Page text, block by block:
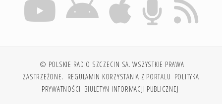
© POLSKIE RADIO SZCZECIN SA. WSZYSTKIE PRAWA
ZASTRZEŻONE. REGULAMIN KORZYSTANIA Z PORTALU POLITYKA
PRYWATNOŚCI BIULETYN INFORMACJI PUBLICZNEJ